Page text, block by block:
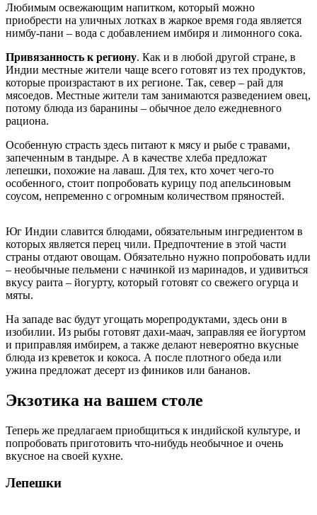
Любимым освежающим напитком, который можно
приобрести на уличных лотках в жаркое время года является
нимбу-пани – вода с добавлением имбиря и лимонного сока.
Привязанность к региону. Как и в любой другой стране, в
Индии местные жители чаще всего готовят из тех продуктов,
которые произрастают в их регионе. Так, север – рай для
мясоедов. Местные жители там занимаются разведением овец,
потому блюда из баранины – обычное дело ежедневного
рациона.
Особенную страсть здесь питают к мясу и рыбе с травами,
запеченным в тандыре. А в качестве хлеба предложат
лепешки, похожие на лаваш. Для тех, кто хочет чего-то
особенного, стоит попробовать курицу под апельсиновым
соусом, непременно с огромным количеством пряностей.
Юг Индии славится блюдами, обязательным ингредиентом в
которых является перец чили. Предпочтение в этой части
страны отдают овощам. Обязательно нужно попробовать идли
– необычные пельмени с начинкой из маринадов, и удивиться
вкусу раита – йогурту, который готовят со свежего огурца и
мяты.
На западе вас будут угощать морепродуктами, здесь они в
изобилии. Из рыбы готовят дахи-маач, заправляя ее йогуртом
и приправляя имбирем, а также делают невероятно вкусные
блюда из креветок и кокоса. А после плотного обеда или
ужина предложат десерт из фиников или бананов.
Экзотика на вашем столе
Теперь же предлагаем приобщиться к индийской культуре, и
попробовать приготовить что-нибудь необычное и очень
вкусное на своей кухне.
Лепешки